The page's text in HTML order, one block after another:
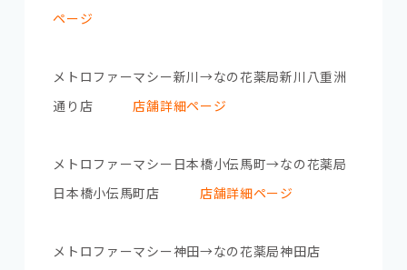
ページ
メトロファーマシー新川→なの花薬局新川八重洲
通り店店舗詳細ページ
メトロファーマシー日本橋小伝馬町→なの花薬局
日本橋小伝馬町店 店舗詳細ページ
メトロファーマシー神田→なの花薬局神田店